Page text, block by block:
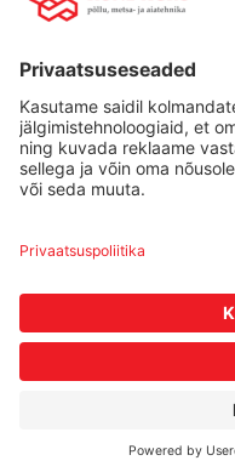
Traktorid
Kasutatud tehnika
Müügitingimused|